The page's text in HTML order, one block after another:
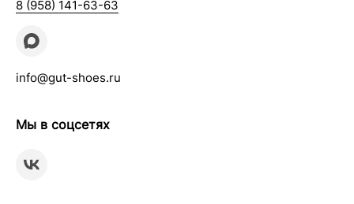
8 (958) 141-63-63
info@gut-shoes.ru
Мы в соцсетях